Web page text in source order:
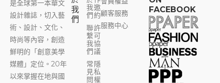
是全球第一本華文
設計雜誌，切入藝
術、設計、文化、
時尚等內容，創造
鮮明的「創意美學
媒體」定位。20年
以來掌握在地與國
我
們
我
們
聯
繫
我
們
常
見
問
邀
約
許
可
協
議
隱
私
權
顧客服務
服務中心
FACEBOOK